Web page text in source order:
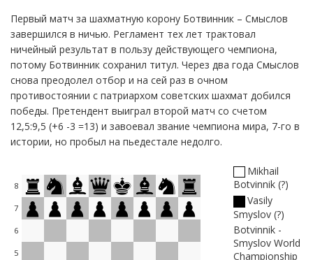
Первый матч за шахматную корону Ботвинник – Смыслов
завершился в ничью. Регламент тех лет трактовал
ничейный результат в пользу действующего чемпиона,
потому Ботвинник сохранил титул. Через два года Смыслов
снова преодолел отбор и на сей раз в очном
противостоянии с патриархом советских шахмат добился
победы. Претендент выиграл второй матч со счетом
12,5:9,5 (+6 -3 =13) и завоевал звание чемпиона мира, 7-го в
истории, но пробыл на пьедестале недолго.
8
7
6
5
Mikhail
Botvinnik ?
Vasily
Smyslov ?
Botvinnik -
Smyslov World
Championship